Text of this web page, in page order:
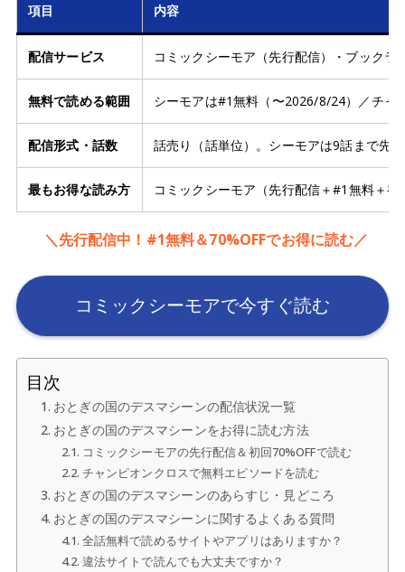
項目 内容
配信サービス コミックシーモア（先行配信）・ブック
無料で読める範囲 シーモアは#1無料（〜2026/8/24）／チャ
配信形式・話数 話売り（話単位）。シーモアは9話まで先
最もお得な読み方 コミックシーモア（先行配信＋#1無料＋
＼先行配信中！#1無料＆70%OFFでお得に読む／
コミックシーモアで今すぐ読む
目次
おとぎの国のデスマシーンの配信状況一覧
おとぎの国のデスマシーンをお得に読む方法
コミックシーモアの先行配信＆初回70%OFFで読む
チャンピオンクロスで無料エピソードを読む
おとぎの国のデスマシーンのあらすじ・見どころ
おとぎの国のデスマシーンに関するよくある質問
全話無料で読めるサイトやアプリはありますか？
違法サイトで読んでも大丈夫ですか？